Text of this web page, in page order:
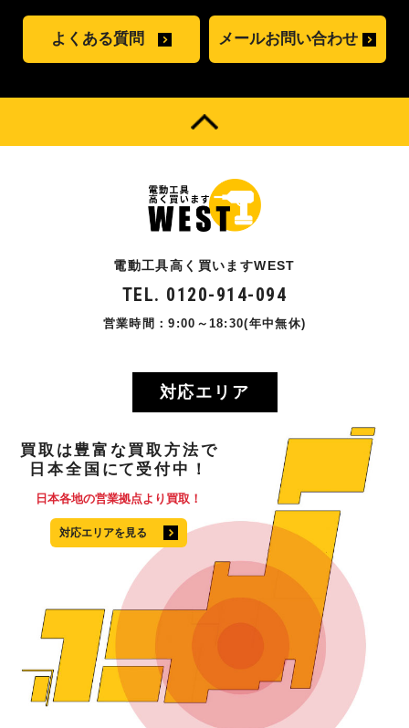
よくある質問 メールお問い合わせ
電動工具高く買いますWEST
TEL. 0120-914-094
営業時間：9:00～18:30(年中無休)
対応エリア
買取 は豊富な買取方法で
日本全国 にて 受付中！
日本各地の営業拠点より買取！
対応エリアを見る